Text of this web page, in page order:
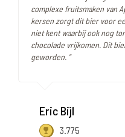
complexe fruitsmaken van
kersen zorgt dit bier voor
niet kent waarbij ook nog
chocolade vrijkomen. Dit
geworden. "
Eric Bijl
3.775